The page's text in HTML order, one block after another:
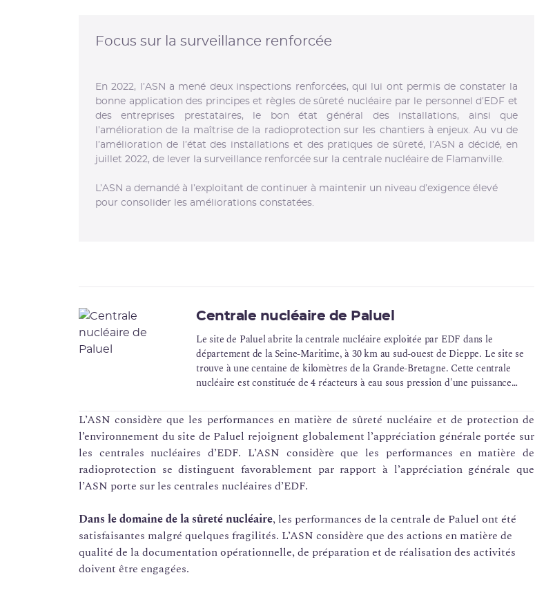
Focus sur la surveillance renforcée
En 2022, l’ASN a mené deux inspections renforcées, qui lui ont permis de constater la
bonne application des principes et règles de sûreté nucléaire par le personnel d’EDF et
des entreprises prestataires, le bon état général des installations, ainsi que
l’amélioration de la maîtrise de la radioprotection sur les chantiers à enjeux. Au vu de
l’amélioration de l’état des installations et des pratiques de sûreté, l’ASN a décidé, en
juillet 2022, de lever la surveillance renforcée sur la centrale nucléaire de Flamanville.
L’ASN a demandé à l’exploitant de continuer à maintenir un niveau d’exigence élevé
pour consolider les améliorations constatées.
Centrale nucléaire de Paluel
Le site de Paluel abrite la centrale nucléaire exploitée par EDF dans le
département de la Seine-Maritime, à 30 km au sud-ouest de Dieppe. Le site se
trouve à une centaine de kilomètres de la Grande-Bretagne. Cette centrale
nucléaire est constituée de 4 réacteurs à eau sous pression d'une puissance
L’ASN considère que les performances en matière de sûreté nucléaire et de protection de
l’environnement du site de Paluel rejoignent globalement l’appréciation générale portée sur
les centrales nucléaires d’EDF. L’ASN considère que les performances en matière de
radioprotection se distinguent favorablement par rapport à l’appréciation générale que
l’ASN porte sur les centrales nucléaires d’EDF.
Dans le domaine de la sûreté nucléaire, les performances de la centrale de Paluel ont été
satisfaisantes malgré quelques fragilités. L’ASN considère que des actions en matière de
qualité de la documentation opérationnelle, de préparation et de réalisation des activités
doivent être engagées.